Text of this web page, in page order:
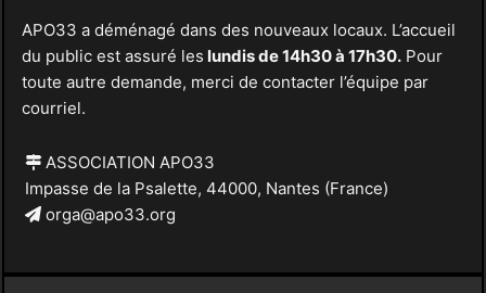
APO33 a déménagé dans des nouveaux locaux. L’accueil
du public est assuré les lundis de 14h30 à 17h30.Pour
toute autre demande, merci de contacter l’équipe par
courriel.
ASSOCIATION APO33
Impasse de la Psalette, 44000, Nantes (France)
orga@apo33.org